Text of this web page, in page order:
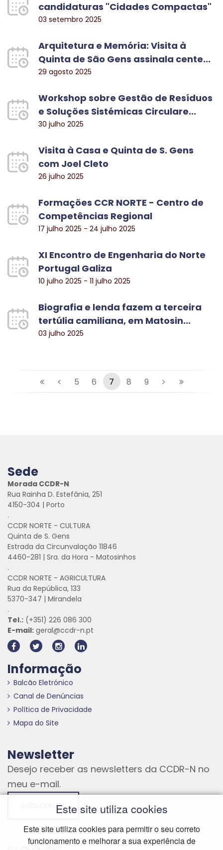
candidaturas "Cidades Compactas"
03 setembro 2025
Arquitetura e Memória: Visita à
Quinta de São Gens assinala cente...
29 agosto 2025
Workshop sobre Gestão de Resíduos
e Soluções Sistémicas Circulare...
30 julho 2025
Visita à Casa e Quinta de S. Gens
com Joel Cleto
26 julho 2025
Formações CCR NORTE - Centro de
Competências Regional
17 julho 2025 - 24 julho 2025
XI Encontro de Engenharia do Norte
Portugal Galiza
10 julho 2025 - 11 julho 2025
Biografia e lenda fazem a terceira
tertúlia camiliana, em Matosin...
03 julho 2025
5 6 7 8 9
Sede
Morada CCDR-N
Rua Rainha D. Estefânia, 251
4150-304 | Porto
.
CCDR NORTE - CULTURA
Quinta de S. Gens
Estrada da Circunvalação 11846
4460-281 | Sra. da Hora - Matosinhos
.
CCDR NORTE - AGRICULTURA
Rua da República, 133
5370-347 | Mirandela
.
Tel.: (+351) 226 086 300
E-mail: geral@ccdr-n.pt
Informação
Balcão Eletrónico
Canal de Denúncias
Política de Privacidade
Mapa do Site
Newsletter
Desejo receber as newsletters da CCDR-N no
meu e-mail.
SubscreverEste site utiliza cookies
Este site utiliza cookies para permitir o seu correto
funcionamento e melhorar a sua experiência de